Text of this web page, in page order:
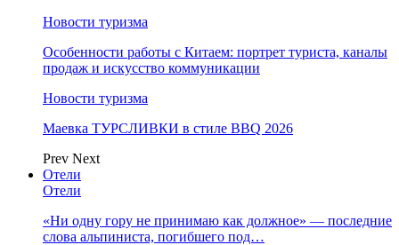
Новости туризма
Особенности работы с Китаем: портрет туриста, каналы
продаж и искусство коммуникации
Новости туризма
Маевка ТУРСЛИВКИ в стиле BBQ 2026
Prev Next
Отели
Отели
«Ни одну гору не принимаю как должное» — последние
слова альпиниста, погибшего под…